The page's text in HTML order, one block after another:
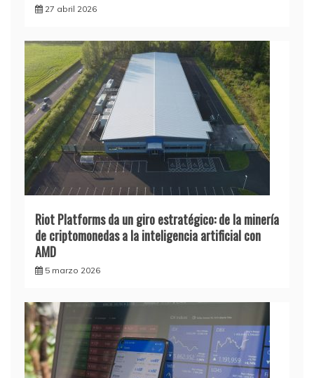
27 abril 2026
Riot Platforms da un giro estratégico: de la minería
de criptomonedas a la inteligencia artificial con
AMD
5 marzo 2026